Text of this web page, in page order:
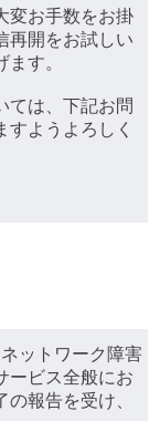
変お手数をお掛
再開をお試しい
す。
ては、下記お問
ようよろしく
ットワーク障害
ービス全般にお
報告を受け、